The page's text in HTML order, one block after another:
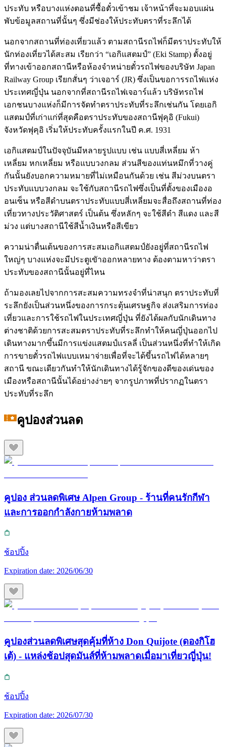
ประทับ หรือบางแห่งตอนที่ซื้อตั๋วเข้าชม เจ้าหน้าที่จะมอบแผ่น
พับข้อมูลสถานที่นั้นๆ ซึ่งมีช่องให้ประทับตราที่ระลึกได้
นอกจากสถานที่ท่องเที่ยวแล้ว ตามสถานีรถไฟก็มีตราประทับให้
นักท่องเที่ยวได้สะสม เรียกว่า “เอกิแสตมป์” (Eki Stamp) ตั้งอยู่
ที่ทางเข้าออกสถานีหรือห้องจำหน่ายตั๋วรถไฟของบริษัท Japan
Railway Group เรียกสั่นๆ ว่าเจอาร์ (JR) ซึ่งเป็นขอการรถไฟแห่ง
ประเทศญี่ปุ่น นอกจากที่สถานีรถไฟเจอาร์แล้ว บริษัทรถไฟ
เอกชนบางแห่งก็มีการจัดทำตราประทับที่ระลึกเช่นกัน โดยเอกิ
แสตมป์ที่เก่าแก่ที่สุดคือตราประทับของสถานีฟุคุอิ (Fukui)
จังหวัดฟุคุอิ เริ่มให้ประทับครั้งแรกในปี ค.ศ. 1931
เอกิแสตมป์ในปัจจุบันมีหลายรูปแบบ เช่น แบบสี่เหลี่ยม ห้า
เหลี่ยม หกเหลี่ยม หรือแบบวงกลม ส่วนสีของแท่นหมึกที่วางคู่
กันนั้นยังบอกความหมายที่ไม่เหมือนกันด้วย เช่น สีม่วงบนตรา
ประทับแบบวงกลม จะใช้กับสถานีรถไฟซึ่งเป็นที่ตั้งของเมืองอ
อนเซ็น หรือสีดำบนตราประทับแบบสี่เหลี่ยมจะสื่อถึงสถานที่ท่อง
เที่ยวทางประวัติศาสตร์ เป็นต้น ซึ่งหลักๆ จะใช้สีดำ สีแดง และสี
ม่วง แต่บางสถานีใช้สีนํ้าเงินหรือสีเขียว
ความน่าตื่นเต้นของการสะสมเอกิแสตมป์ยังอยู่ที่สถานีรถไฟ
ใหญ่ๆ บางแห่งจะมีประตูเขัาออกหลายทาง ต้องตามหาว่าตรา
ประทับของสถานีนั้นอยู่ที่ไหน
ถ้ามองเลยไปจากการสะสมความทรงจำที่น่าสนุก ตราประทับที่
ระลึกยังเป็นส่วนหนึ่งของการกระตุ้นเศรษฐกิจ ส่งเสริมการท่อง
เที่ยวและการใช้รถไฟในประเทศญี่ปุ่น ที่ยังได้ผลกับนักเดินทาง
ต่างชาติด้วยการสะสมตราประทับที่ระลึกทำให้คนญี่ปุ่นออกไป
เดินทางมากขึ้นมีการแข่งแสตมป์แรลลี่ เป็นส่วนหนึ่งที่ทำให้เกิด
การขายตั๋วรถไฟแบบเหมาจ่ายเพื่อที่จะได้ขึ้นรถไฟได้หลายๆ
สถานี ขณะเดียวกันทำให้นักเดินทางได้รู้จักของดีของเด่นของ
เมืองหรือสถานีนั้นได้อย่างง่ายๆ จากรูปภาพที่ปรากฏในตรา
ประทับที่ระลึก
คูปองส่วนลด
คูปอง ส่วนลดพิเศษ Alpen Group - ร้านที่คนรักกีฬา
และการออกกำลังกายห้ามพลาด
ช้อปปิ้ง
Expiration date: 2026/06/30
คูปองส่วนลดพิเศษสุดคุ้มที่ห้าง Don Quijote (ดองกิโฮ
เต้) - แหล่งช้อปสุดมันส์ที่ห้ามพลาดเมื่อมาเที่ยวญี่ปุ่น!
ช้อปปิ้ง
Expiration date: 2026/07/30